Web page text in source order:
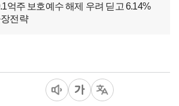
억주 보호예수 해제 우려 딛고 6.14%
전략